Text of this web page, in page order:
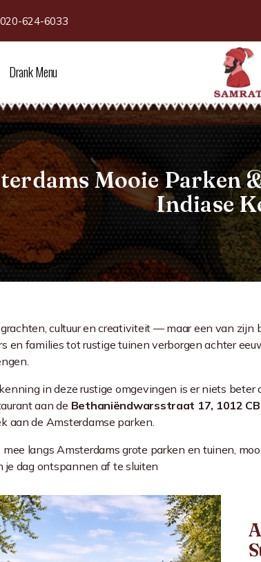
020-624-6033
Drank Menu
Samrat
Indian
Restaurant
Mooie Parken
Indiase
cultuur en creativiteit — maar een van
en families tot rustige tuinen verborgen achter
in deze rustige omgevingen is er niets
aan de Bethaniëndwarsstraat 17, 1012
aan de Amsterdamse parken.
langs Amsterdams grote parken en tuinen,
je dag ontspannen af te sluiten